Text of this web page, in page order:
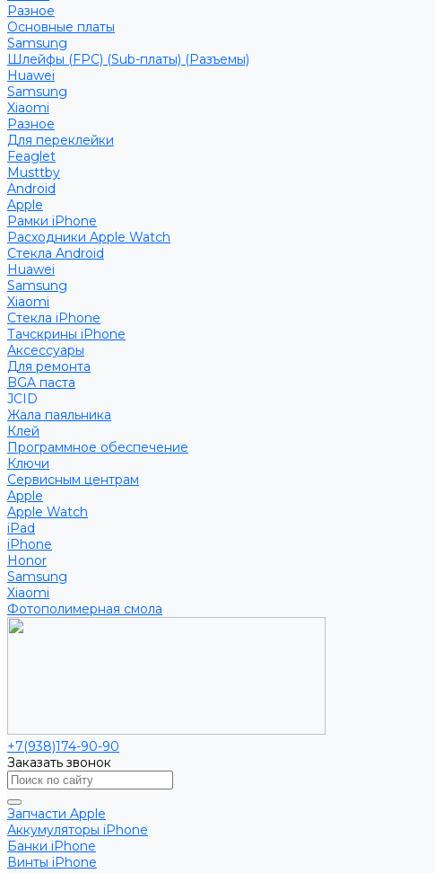
Разное
Основные платы
Samsung
Шлейфы (FPC) (Sub-платы) (Разъемы)
Huawei
Samsung
Xiaomi
Разное
Для переклейки
Feaglet
Musttby
Android
Apple
Рамки iPhone
Расходники Apple Watch
Стекла Android
Huawei
Samsung
Xiaomi
Стекла iPhone
Тачскрины iPhone
Аксессуары
Для ремонта
BGA паста
JCID
Жала паяльника
Клей
Программное обеспечение
Ключи
Сервисным центрам
Apple
Apple Watch
iPad
iPhone
Honor
Samsung
Xiaomi
Фотополимерная смола
+7(938)174-90-90
Заказать звонок
Запчасти Apple
Аккумуляторы iPhone
Банки iPhone
Винты iPhone